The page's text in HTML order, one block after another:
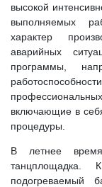
высокой
выполняемых
характер
аварийных
программы,
включающие в
процедуры.
В летнее
танцплощадка.
подогреваемый